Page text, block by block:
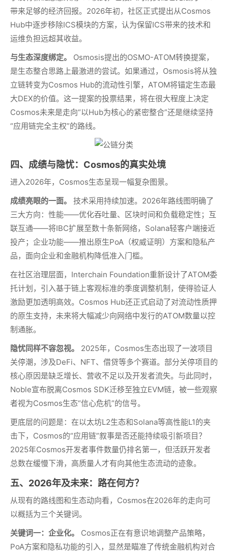
带来足够的经济回报。2026年初，社区正式提出从Cosmos
Hub中逐步移除ICS模块的方案，认为保留ICS带来的技术和
运维负担远超其收益。
与生态深度绑定。
Osmosis提出的OSMO-ATOM转换提案，
是生态整合思路上最激进的尝试。如果通过，Osmosis将从独
立链转变为Cosmos Hub的流动性引擎，ATOM将锚定生态最
大DEX的价值。这一提案的投票结果，将在很大程度上决定
Cosmos未来是走向“以Hub为核心的紧密整合”还是继续坚持
“应用链完全主权”的路线。
四、成绩与隐忧：Cosmos的真实处境
进入2026年，Cosmos生态呈现一幅复杂图景。
成绩亮眼的一面。
技术采用持续加速。2026年路线图明确了
三大方向：性能——优化吞吐量、区块时间和负载稳定性；互
联互通——将IBC扩展至数十条新网络，Solana轻客户端接近
投产；企业功能——推出原生PoA（权威证明）方案和隐私产
品，面向企业和金融机构降低准入门槛。
在社区治理层面，Interchain Foundation重新设计了ATOM委
托计划，引入基于链上客观标准的季度调整机制，使得验证人
激励更加透明高效。Cosmos Hub还正式启动了对流动性质押
的原生支持，未来将大幅减少向网络中发行的ATOM数量以控
制通胀。
隐忧同样不容忽视。
2025年，Cosmos生态出现了一波项目
关停潮，涉及DeFi、NFT、借贷等多个赛道。部分关停项目的
核心原因是缺乏增长、营收不足以及开发者流失。与此同时，
Noble宣布脱离Cosmos SDK迁移至独立EVM链，被一些观察
者视为Cosmos生态“信心危机”的信号。
更底层的问题是：在以太坊L2生态和Solana等高性能L1的夹
击下，Cosmos的“应用链”叙事是否还能持续吸引新项目？
2025年Cosmos开发者事件数量仍排名第一，但活跃开发者
总数在缓慢下滑，高质量人才有向其他生态流动的迹象。
五、2026年及未来：路在何方？
从现有的路线图和生态动向看，Cosmos在2026年的走向可
以概括为三个关键词。
关键词一：企业化。
Cosmos正在有意识地调整产品策略，
PoA方案和隐私功能的引入，显然是瞄准了传统金融机构对合